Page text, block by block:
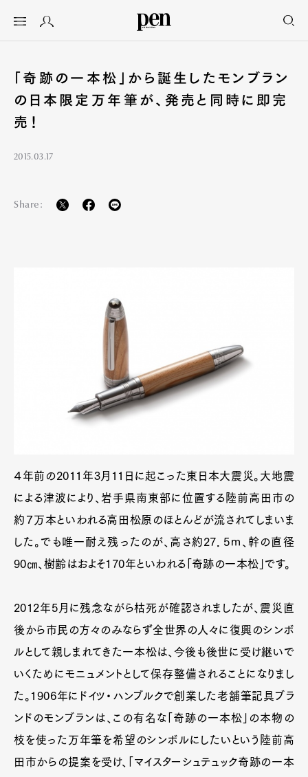
「奇跡の一本松」から誕生したモンブラン
の日本限定万年筆が、発売と同時に即完
売！
2015.03.17
Share:
４年前の2011年3月11日に起こった東日本大震災。大地震
による津波により、岩手県南東部に位置する陸前高田市の
約７万本といわれる高田松原のほとんどが流されてしまいま
した。でも唯一耐え残ったのが、高さ約27．5ｍ、幹の直径
90㎝、樹齢はおよそ170年といわれる「奇跡の一本松」です。
2012年5月に残念ながら枯死が確認されましたが、震災直
後から市民の方々のみならず全世界の人々に復興のシンボ
ルとして親しまれてきた一本松は、今後も後世に受け継いで
いくためにモニュメントとして保存整備されることになりまし
た。1906年にドイツ・ハンブルクで創業した老舗筆記具ブラ
ンドのモンブランは、この有名な「奇跡の一本松」の本物の
枝を使った万年筆を希望のシンボルにしたいという陸前高
田市からの提案を受け、「マイスターシュテュック奇跡の一本